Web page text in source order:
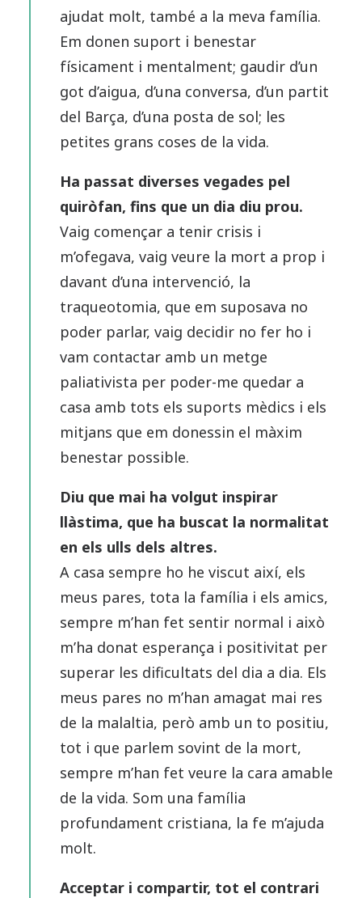
ajudat molt, també a la meva família.
Em donen suport i benestar
físicament i mentalment; gaudir d’un
got d’aigua, d’una conversa, d’un partit
del Barça, d’una posta de sol; les
petites grans coses de la vida.
Ha passat diverses vegades pel
quiròfan, fins que un dia diu prou.
Vaig començar a tenir crisis i
m’ofegava, vaig veure la mort a prop i
davant d’una intervenció, la
traqueotomia, que em suposava no
poder parlar, vaig decidir no fer ho i
vam contactar amb un metge
paliativista per poder-me quedar a
casa amb tots els suports mèdics i els
mitjans que em donessin el màxim
benestar possible.
Diu que mai ha volgut inspirar
llàstima, que ha buscat la normalitat
en els ulls dels altres.
A casa sempre ho he viscut així, els
meus pares, tota la família i els amics,
sempre m’han fet sentir normal i això
m’ha donat esperança i positivitat per
superar les dificultats del dia a dia. Els
meus pares no m’han amagat mai res
de la malaltia, però amb un to positiu,
tot i que parlem sovint de la mort,
sempre m’han fet veure la cara amable
de la vida. Som una família
profundament cristiana, la fe m’ajuda
molt.
Acceptar i compartir, tot el contrari